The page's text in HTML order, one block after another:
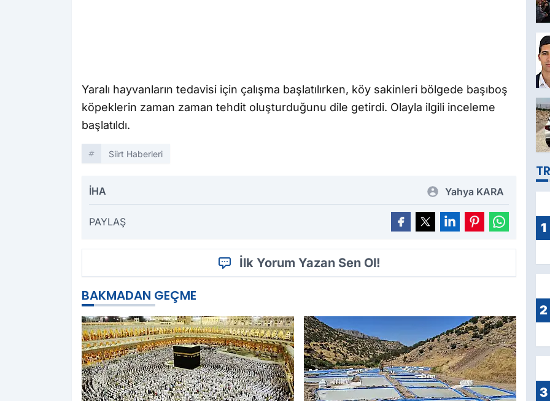
Yaralı hayvanların tedavisi için çalışma başlatılırken, köy sakinleri bölgede başıboş
köpeklerin zaman zaman tehdit oluşturduğunu dile getirdi. Olayla ilgili inceleme
başlatıldı.
Siirt Haberleri
İHA Yahya KARA
PAYLAŞ
İlk Yorum Yazan Sen Ol!
BAKMADAN GEÇME
1
2
3